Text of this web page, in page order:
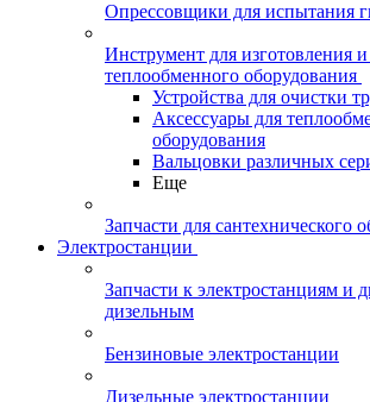
Опрессовщики для испытания
Инструмент для изготовления
теплообменного оборудования
Устройства для очистки
Аксессуары для
оборудования
Вальцовки различных
Еще
Запчасти для сантехнического
Электростанции
Запчасти к электростанциям и
дизельным
Бензиновые электростанции
Дизельные электростанции